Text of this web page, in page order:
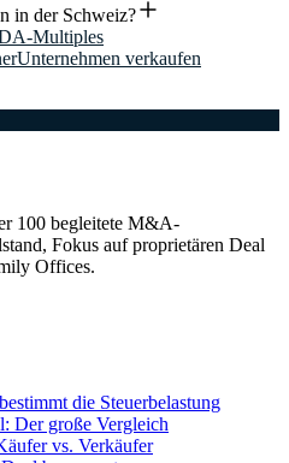
in der Schweiz?
Multiples
Unternehmen verkaufen
100 begleitete M&A-
Fokus auf proprietären Deal
Offices.
die Steuerbelastung
Der große Vergleich
vs. Verkäufer